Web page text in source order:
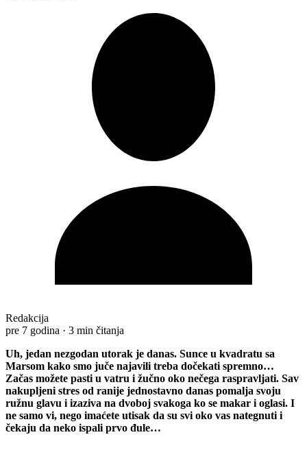
Redakcija
pre 7 godina · 3 min čitanja
Uh, jedan nezgodan utorak je danas. Sunce u kvadratu sa
Marsom kako smo juče najavili treba dočekati spremno…
Začas možete pasti u vatru i žučno oko nečega raspravljati. Sav
nakupljeni stres od ranije jednostavno danas pomalja svoju
ružnu glavu i izaziva na dvoboj svakoga ko se makar i oglasi. I
ne samo vi, nego imaćete utisak da su svi oko vas nategnuti i
čekaju da neko ispali prvo đule…